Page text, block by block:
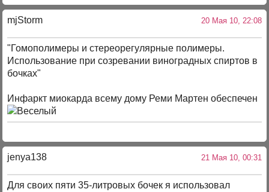
mjStоrm 20 Мая 10, 22:08
"Гомополимеры и стереорегулярные полимеры.
Использование при созревании виноградных спиртов в
бочках"
Инфаркт миокарда всему дому Реми Мартен обеспечен
jenya138 21 Мая 10, 00:31
Для своих пяти 35-литровых бочек я использовал